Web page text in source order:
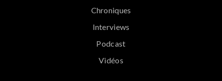
Chroniques
Interviews
Podcast
Vidéos